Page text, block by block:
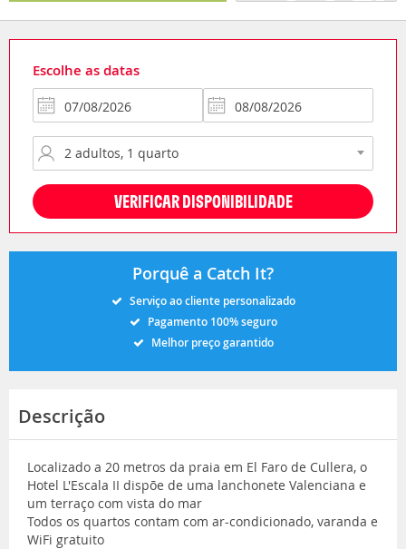
Escolhe as datas
VERIFICAR DISPONIBILIDADE
Porquê a Catch It?
Serviço ao cliente personalizado
Pagamento 100% seguro
Melhor preço garantido
Descrição
Localizado a 20 metros da praia em El Faro de Cullera, o
Hotel L'Escala II dispõe de uma lanchonete Valenciana e
um terraço com vista do mar
Todos os quartos contam com ar-condicionado, varanda e
WiFi gratuito